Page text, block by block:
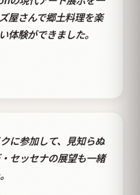
屋さんで郷土料理を楽
体験ができました。
に参加して、見知らぬ
セッセナの展望も一緒